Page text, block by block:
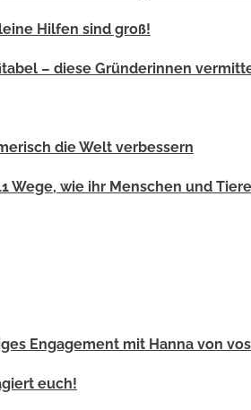
Hilfen sind groß!
– diese Gründerinnen
die Welt verbessern
Wege, wie ihr Menschen und
Engagement mit Hanna von
euch!